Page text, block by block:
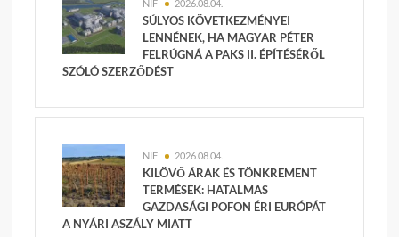
NIF 2026.08.04.
SÚLYOS KÖVETKEZMÉNYEI
LENNÉNEK, HA MAGYAR PÉTER
FELRÚGNÁ A PAKS II. ÉPÍTÉSÉRŐL
SZÓLÓ SZERZŐDÉST
NIF 2026.08.04.
KILÖVŐ ÁRAK ÉS TÖNKREMENT
TERMÉSEK: HATALMAS
GAZDASÁGI POFON ÉRI EURÓPÁT
A NYÁRI ASZÁLY MIATT